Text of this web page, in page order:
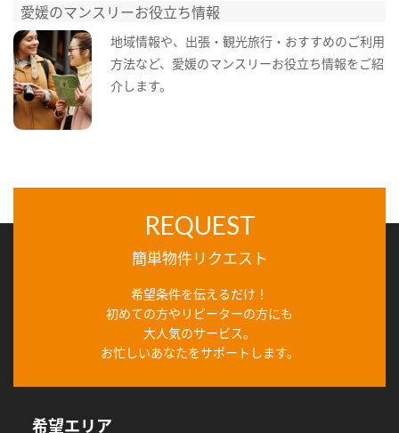
愛媛のマンスリーお役立ち情報
地域情報や、出張・観光旅行・おすすめのご利用
方法など、愛媛のマンスリーお役立ち情報をご紹
介します。
REQUEST
簡単物件リクエスト
希望条件を伝えるだけ！
初めての方やリピーターの方にも
大人気のサービス。
お忙しいあなたをサポートします。
希望エリア